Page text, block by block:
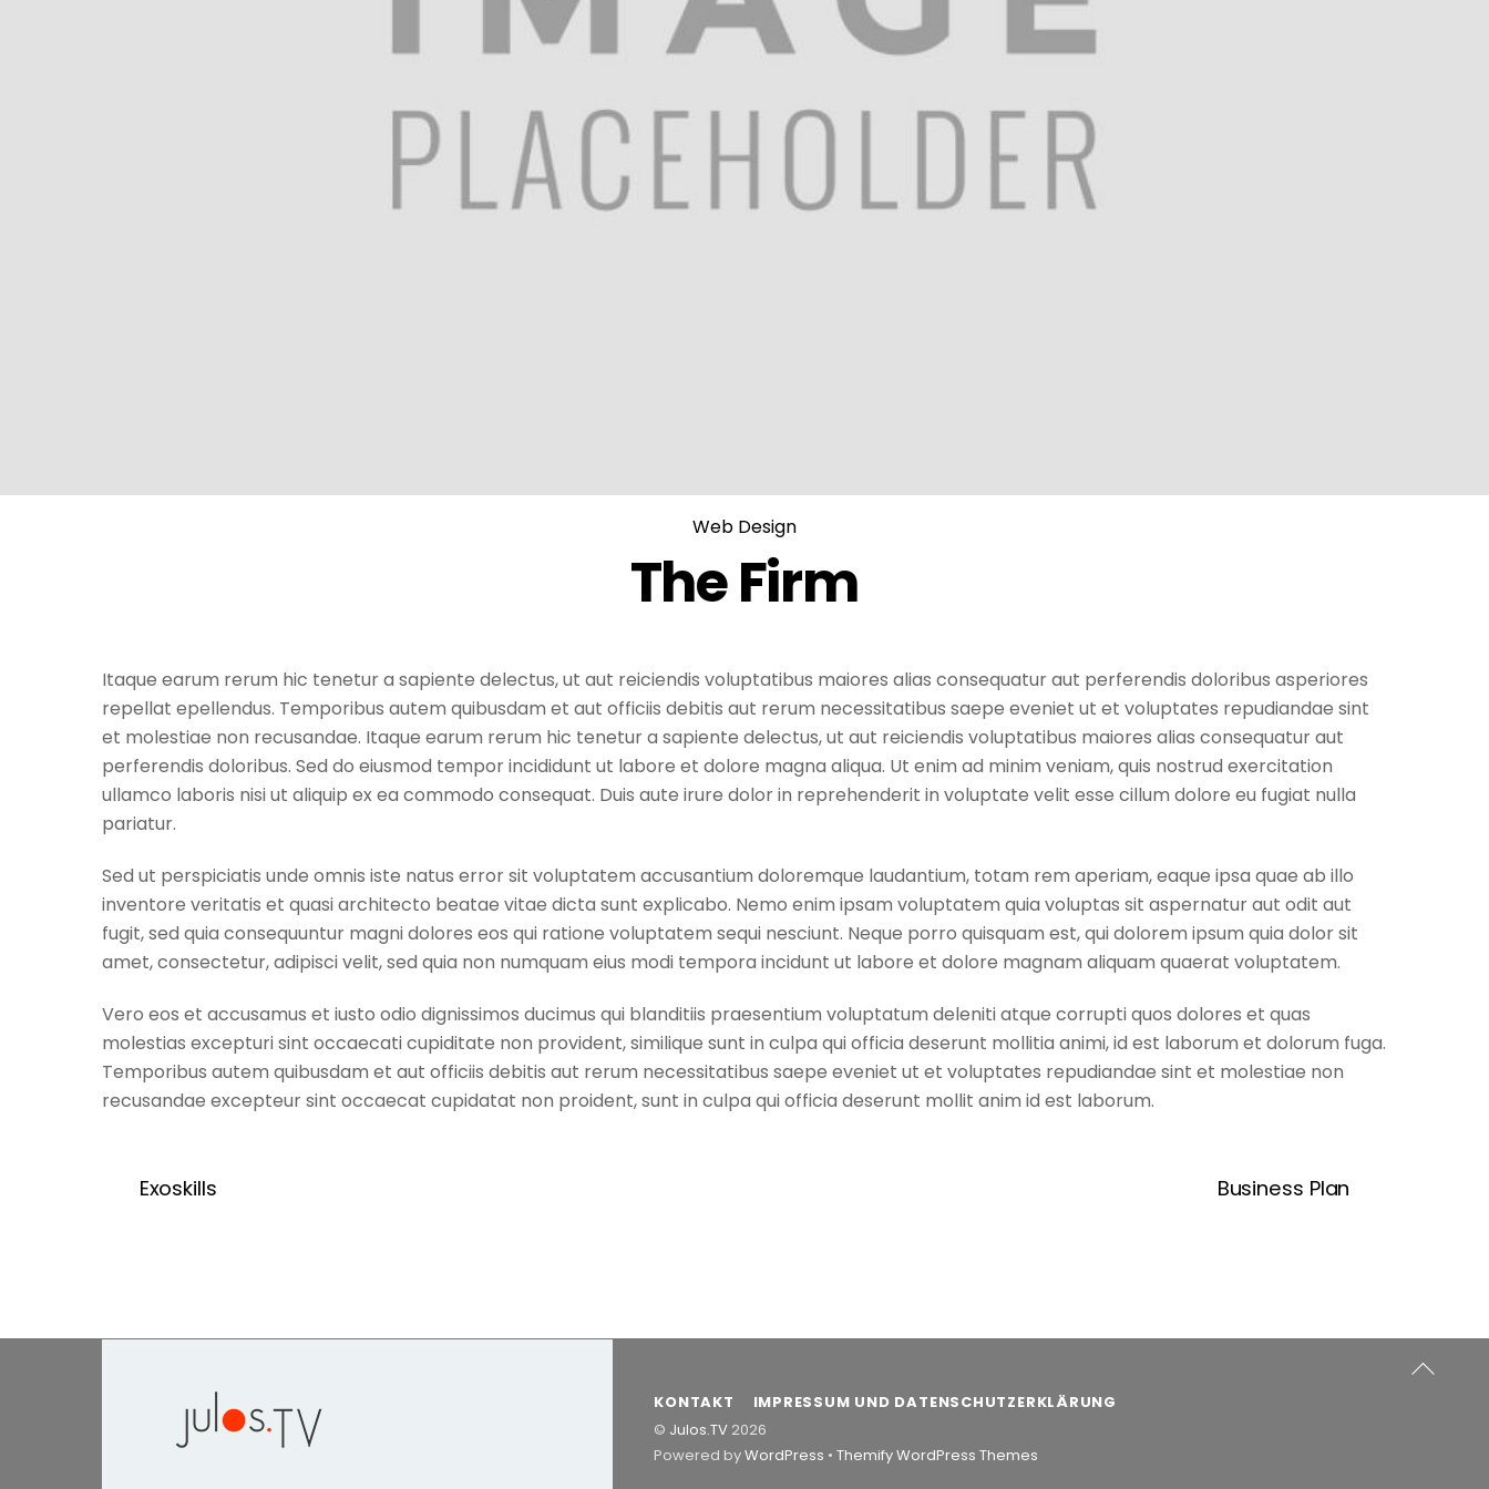
Web Design
The Firm
Itaque earum rerum hic tenetur a sapiente delectus, ut aut reiciendis voluptatibus maiores alias consequatur aut perferendis doloribus asperiores
repellat epellendus. Temporibus autem quibusdam et aut officiis debitis aut rerum necessitatibus saepe eveniet ut et voluptates repudiandae sint
et molestiae non recusandae. Itaque earum rerum hic tenetur a sapiente delectus, ut aut reiciendis voluptatibus maiores alias consequatur aut
perferendis doloribus. Sed do eiusmod tempor incididunt ut labore et dolore magna aliqua. Ut enim ad minim veniam, quis nostrud exercitation
ullamco laboris nisi ut aliquip ex ea commodo consequat. Duis aute irure dolor in reprehenderit in voluptate velit esse cillum dolore eu fugiat nulla
pariatur.
Sed ut perspiciatis unde omnis iste natus error sit voluptatem accusantium doloremque laudantium, totam rem aperiam, eaque ipsa quae ab illo
inventore veritatis et quasi architecto beatae vitae dicta sunt explicabo. Nemo enim ipsam voluptatem quia voluptas sit aspernatur aut odit aut
fugit, sed quia consequuntur magni dolores eos qui ratione voluptatem sequi nesciunt. Neque porro quisquam est, qui dolorem ipsum quia dolor sit
amet, consectetur, adipisci velit, sed quia non numquam eius modi tempora incidunt ut labore et dolore magnam aliquam quaerat voluptatem.
Vero eos et accusamus et iusto odio dignissimos ducimus qui blanditiis praesentium voluptatum deleniti atque corrupti quos dolores et quas
molestias excepturi sint occaecati cupiditate non provident, similique sunt in culpa qui officia deserunt mollitia animi, id est laborum et dolorum fuga.
Temporibus autem quibusdam et aut officiis debitis aut rerum necessitatibus saepe eveniet ut et voluptates repudiandae sint et molestiae non
recusandae excepteur sint occaecat cupidatat non proident, sunt in culpa qui officia deserunt mollit anim id est laborum.
Exoskills Business Plan
KONTAKT
IMPRESSUM UND DATENSCHUTZERKLÄRUNG
© Julos.TV 2026
Powered byWordPress •Themify WordPress Themes